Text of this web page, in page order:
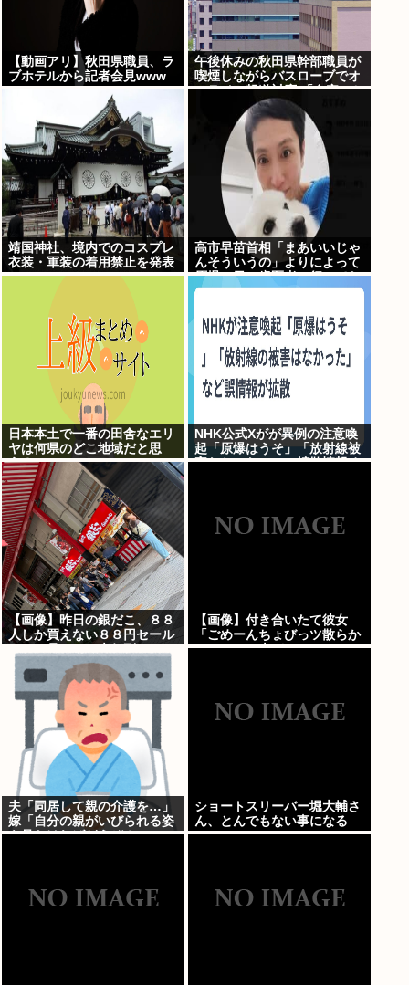
【動画アリ】秋田県職員、ラ
ブホテルから記者会見www
午後休みの秋田県幹部職員が
喫煙しながらバスローブでオ
ンライン報道対応 「自宅」と
の説明に疑義 背景がラブホテ
ルの客室ような壁紙
靖国神社、境内でのコスプレ
衣装・軍装の着用禁止を発表
高市早苗首相「まあいいじゃ
んそういうの」よりによって
原爆の日に歯医者に行ってた
ことが発覚し批判が殺到大炎
日本本土で一番の田舎なエリ
ヤは何県のどこ地域だと思
う？
NHK公式Xがが異例の注意喚
起「原爆はうそ」「放射線被
害なかった」SNS拡散情報め
【画像】昨日の銀だこ、８８
人しか買えない８８円セール
でクソ暑いのに大行列ｗｗｗ
【画像】付き合いたて彼女
「ごめーんちょびっツ散らか
ってるけど上がって～！」←
夫「同居して親の介護を…」
嫁「自分の親がいびられる姿
を見たければどうぞ？」
ショートスリーバー堀大輔さ
ん、とんでもない事になる
www